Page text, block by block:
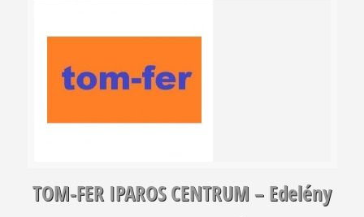
TOM-FER IPAROS CENTRUM – Edelény